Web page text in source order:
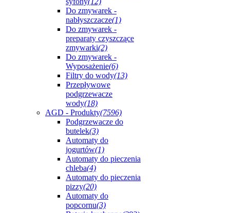
Do zmywarek -
nabłyszczacze(1)
Do zmywarek -
preparaty czyszczące
zmywarki(2)
Do zmywarek -
Wyposażenie(6)
Filtry do wody(13)
Przepływowe
podgrzewacze
wody(18)
AGD - Produkty(7596)
Podgrzewacze do
butelek(3)
Automaty do
jogurtów(1)
Automaty do pieczenia
chleba(4)
Automaty do pieczenia
pizzy(20)
Automaty do
popcornu(3)